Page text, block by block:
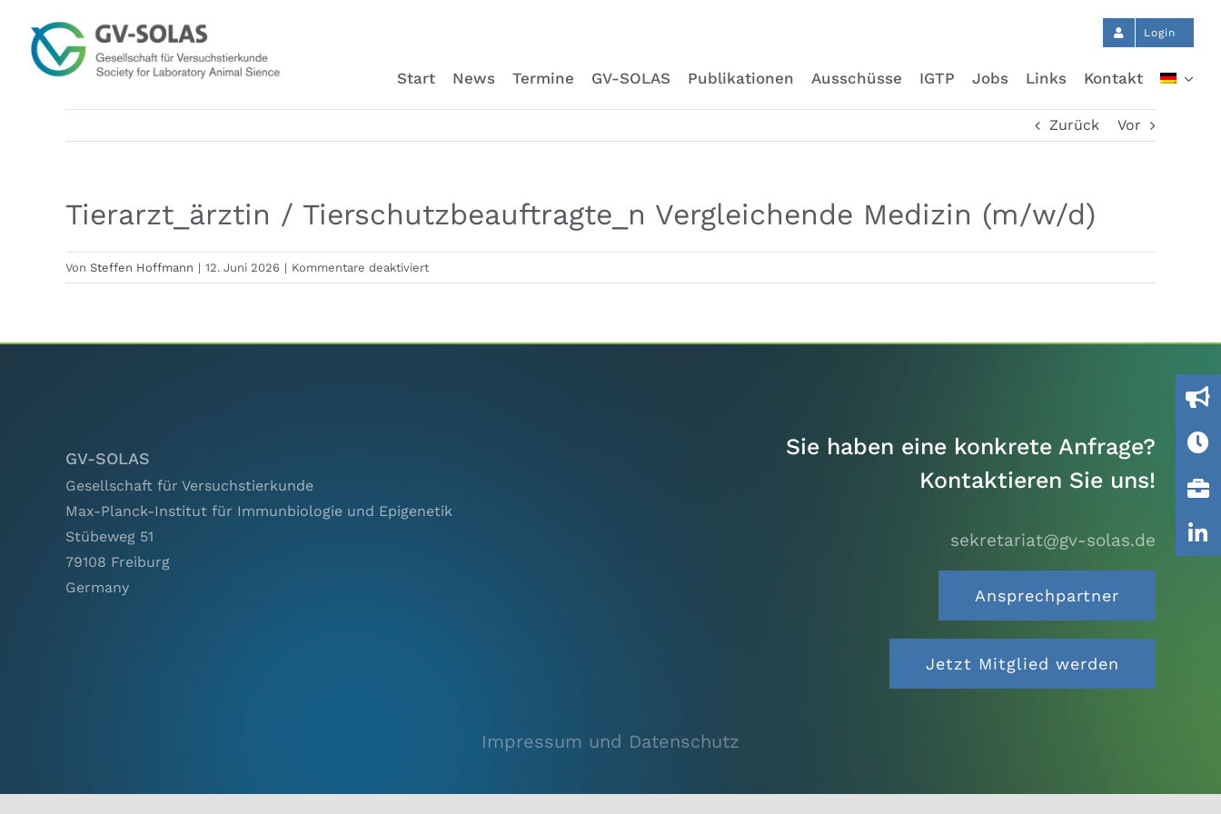
Inhalt
springen
Login
Start News Termine GV-SOLAS Publikationen Ausschüsse IGTP Jobs Links Kontakt
Zurück Vor
Tierarzt_ärztin / Tierschutzbeauftragte_n Vergleichende Medizin (m/w/d)
Von Steffen Hoffmann | 12. Juni 2026 | Kommentare deaktiviertfür
Tierarzt_ärztin
GV-SOLAS
Gesellschaft für Versuchstierkunde
Max-Planck-Institut für Immunbiologie und Epigenetik
Stübeweg 51
79108 Freiburg
Germany
Sie haben eine konkrete Anfrage?
Kontaktieren Sie uns!
sekretariat@gv-solas.de
Ansprechpartner
Jetzt Mitglied werden
Impressum und Datenschutz